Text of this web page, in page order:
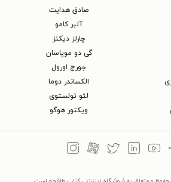
صادق هدایت
آلبر کامو
چارلز دیکنز
گی دو موپاسان
جورج اورول
الکساندر دوما
لئو تولستوی
ویکتور هوگو